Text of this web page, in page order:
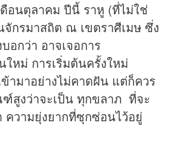
อนตุลาคม ปีนี้ ราหู (ที่ไม่ใช่
จักรมาสถิต ณ เขตราศีเมษ ซึ่ง
กว่า อาจเจอการ
ใหม่ การเริ่มต้นครั้งใหม่
ามาอย่างไม่คาดฝัน แต่ก็ควร
ฑ์สูงว่าจะเป็น ทุกขลาภ ที่จะ
วามยุ่งยากที่ซุกซ่อนไว้อยู่